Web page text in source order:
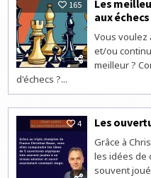
165
Les
aux échecs
Vous voulez
et/ou
meilleur ?
d'échecs ?...
4 Les
Grâce à
les idées de
souvent